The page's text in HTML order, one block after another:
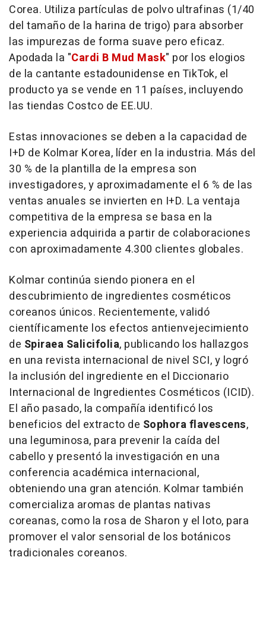
Corea. Utiliza partículas de polvo ultrafinas (1/40
del tamaño de la harina de trigo) para absorber
las impurezas de forma suave pero eficaz.
Apodada la "Cardi B Mud Mask" por los elogios
de la cantante estadounidense en TikTok, el
producto ya se vende en 11 países, incluyendo
las tiendas Costco de EE.UU.
Estas innovaciones se deben a la capacidad de
I+D de Kolmar Korea, líder en la industria. Más del
30 % de la plantilla de la empresa son
investigadores, y aproximadamente el 6 % de las
ventas anuales se invierten en I+D. La ventaja
competitiva de la empresa se basa en la
experiencia adquirida a partir de colaboraciones
con aproximadamente 4.300 clientes globales.
Kolmar continúa siendo pionera en el
descubrimiento de ingredientes cosméticos
coreanos únicos. Recientemente, validó
científicamente los efectos antienvejecimiento
de Spiraea Salicifolia, publicando los hallazgos
en una revista internacional de nivel SCI, y logró
la inclusión del ingrediente en el Diccionario
Internacional de Ingredientes Cosméticos (ICID).
El año pasado, la compañía identificó los
beneficios del extracto de Sophora flavescens,
una leguminosa, para prevenir la caída del
cabello y presentó la investigación en una
conferencia académica internacional,
obteniendo una gran atención. Kolmar también
comercializa aromas de plantas nativas
coreanas, como la rosa de Sharon y el loto, para
promover el valor sensorial de los botánicos
tradicionales coreanos.